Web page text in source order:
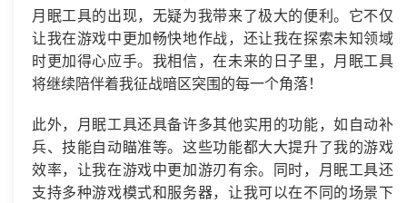
月眠工具的出现，无疑为我带来了极大的便利。它不仅
让我在游戏中更加畅快地作战，还让我在探索未知领域
时更加得心应手。我相信，在未来的日子里，月眠工具
将继续陪伴着我征战暗区突围的每一个角落！
此外，月眠工具还具备许多其他实用的功能，如自动补
兵、技能自动瞄准等。这些功能都大大提升了我的游戏
效率，让我在游戏中更加游刃有余。同时，月眠工具还
支持多种游戏模式和服务器，让我可以在不同的场景下